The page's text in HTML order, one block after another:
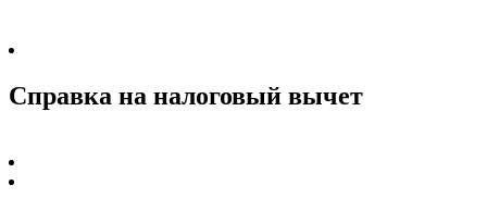
Справка на налоговый вычет